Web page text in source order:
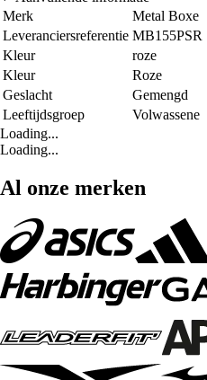
Merk
Metal Boxe
Leveranciersreferentie MB155PSR
Kleur
roze
Kleur
Roze
Geslacht
Gemengd
Leeftijdsgroep
Volwassene
Loading...
Loading...
Al onze merken